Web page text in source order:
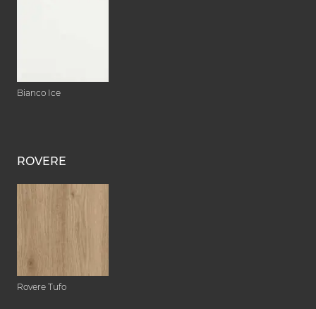
Bianco Ice
ROVERE
Rovere Tufo